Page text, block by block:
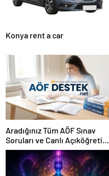
Konya rent a car
Aradığınız Tüm AÖF Sınav
Soruları ve Canlı Açıköğretim
Forumu Burada